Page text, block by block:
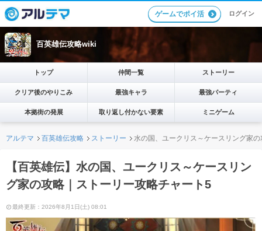
ゲームでポイ活 ログイン
百英雄伝攻略wiki
トップ 仲間一覧 ストーリー
クリア後のやりこみ 最強キャラ 最強パーティ
本拠街の発展 取り返し付かない要素 ミニゲーム
アルテマ 百英雄伝攻略 ストーリー 水の国、ユークリス～ケースリング家
【百英雄伝】水の国、ユークリス～ケースリン
グ家の攻略｜ストーリー攻略チャート5
最終更新：2026年8月1日(土) 08:01